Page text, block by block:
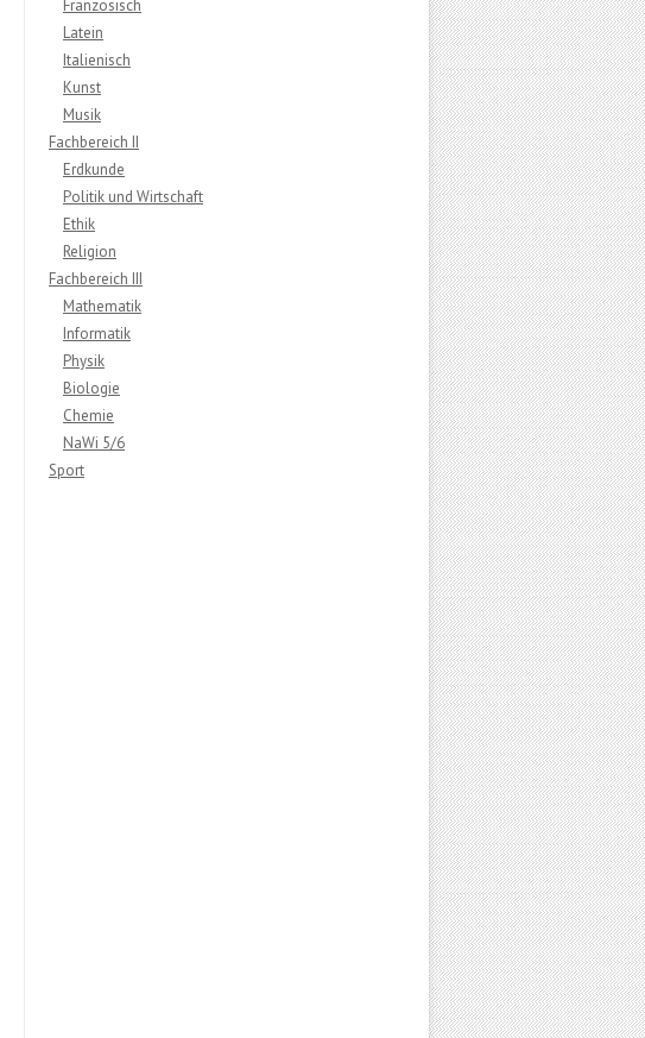
Französisch
Latein
Italienisch
Kunst
Musik
Fachbereich II
Erdkunde
Politik und Wirtschaft
Ethik
Religion
Fachbereich III
Mathematik
Informatik
Physik
Biologie
Chemie
NaWi 5/6
Sport